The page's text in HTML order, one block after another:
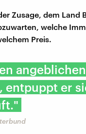
Zusage, dem Land
welche
Preis.
entpuppt er